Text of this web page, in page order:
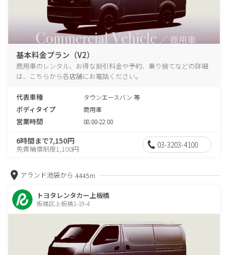
基本料金プラン（V2）
商用車のレンタル、お得な割引料金や予約、乗り捨てなどの詳細
は、こちらから各店舗にお電話ください。
代表車種 タウンエースバン 等
ボディタイプ 商用車
営業時間 08:00-22:00
6時間まで7,150円
免責補償制度1,100円 03-3203-4100
アランド池袋から 4445m
トヨタレンタカー上板橋
板橋区上板橋1-19-4